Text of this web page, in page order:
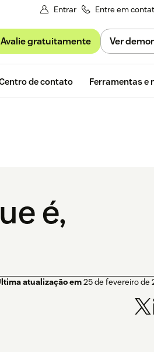
Entrar Entre em
Avalie gratuitamente Ver
de contato Ferramentas e
é,
atualização em25 de fevereiro de